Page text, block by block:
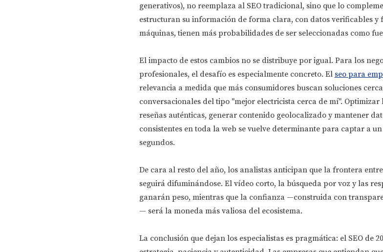
generativos), no reemplaza al SEO tradicional, sino que lo
estructuran su información de forma clara, con datos verificables
máquinas, tienen más probabilidades de ser seleccionadas como
El impacto de estos cambios no se distribuye por igual. Para los
profesionales, el desafío es especialmente concreto. El seo para
relevancia a medida que más consumidores buscan soluciones
conversacionales del tipo "mejor electricista cerca de mí".
reseñas auténticas, generar contenido geolocalizado y mantener
consistentes en toda la web se vuelve determinante para captar a
segundos.
De cara al resto del año, los analistas anticipan que la frontera
seguirá difuminándose. El vídeo corto, la búsqueda por voz y las
ganarán peso, mientras que la confianza —construida con
— será la moneda más valiosa del ecosistema.
La conclusión que dejan los especialistas es pragmática: el SEO de